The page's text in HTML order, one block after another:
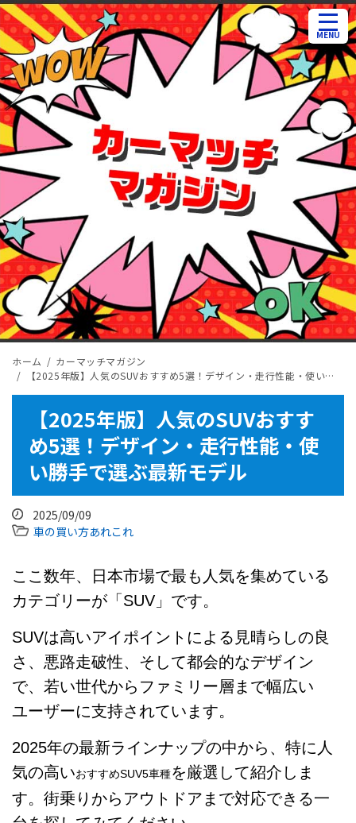
ホーム
カーマッチマガジン
【2025年版】人気のSUVおすすめ5選！デザイン・走行性能・使い勝手で選ぶ最新モデル
【2025年版】人気のSUVおすす
め5選！デザイン・走行性能・使
い勝手で選ぶ最新モデル
2025/09/09
車の買い方あれこれ
ここ数年、日本市場で最も人気を集めている
カテゴリーが「SUV」です。
SUVは高いアイポイントによる見晴らしの良
さ、悪路走破性、そして都会的なデザイン
で、若い世代からファミリー層まで幅広い
ユーザーに支持されています。
2025年の最新ラインナップの中から、特に人
気の高いおすすめSUV5車種を厳選して紹介しま
す。街乗りからアウトドアまで対応できる一